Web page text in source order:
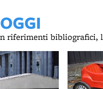
riferimenti bibliografici,